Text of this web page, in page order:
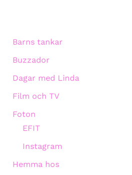
Barns tankar
Buzzador
Dagar med Linda
Film och TV
Foton
EFIT
Instagram
Hemma hos